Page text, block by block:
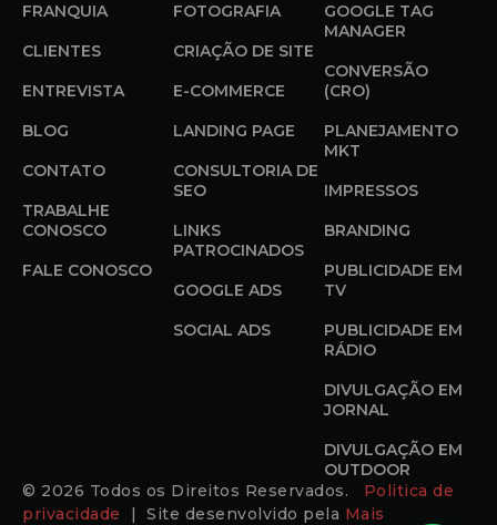
FRANQUIA
CLIENTES
ENTREVISTA
BLOG
CONTATO
TRABALHE
CONOSCO
FALE CONOSCO
FOTOGRAFIA
CRIAÇÃO DE SITE
E-COMMERCE
LANDING PAGE
CONSULTORIA DE
SEO
LINKS
PATROCINADOS
GOOGLE ADS
SOCIAL ADS
GOOGLE TAG
MANAGER
CONVERSÃO
(CRO)
PLANEJAMENTO
MKT
IMPRESSOS
BRANDING
PUBLICIDADE EM
TV
PUBLICIDADE EM
RÁDIO
DIVULGAÇÃO EM
JORNAL
DIVULGAÇÃO EM
OUTDOOR
© 2026 Todos os Direitos Reservados. Politica de
privacidade
| Site desenvolvido pela Mais